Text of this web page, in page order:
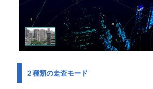
２種類の走査モード